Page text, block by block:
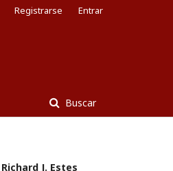
Buscar
Registrarse Entrar
J. Estes